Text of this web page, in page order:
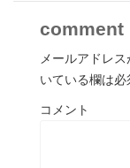
comment
メールアドレ
いている欄は必
コメント